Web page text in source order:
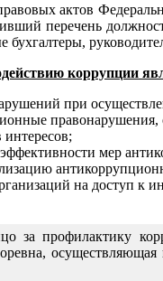
актов
перечень
бухгалтеры,
коррупции
при
мер
на доступ к
за профилактику